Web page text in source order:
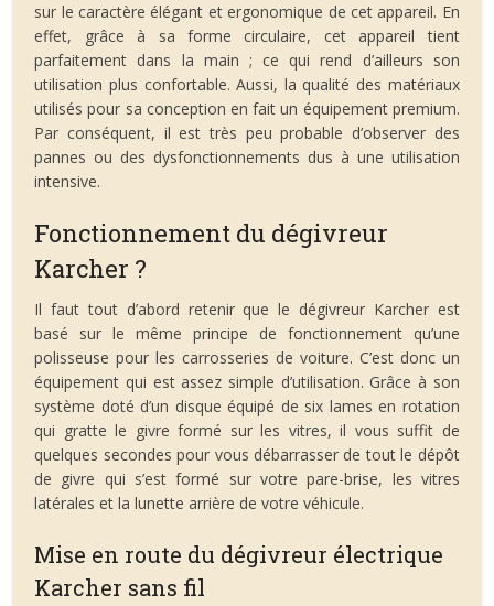
sur le caractère élégant et ergonomique de cet appareil. En
effet, grâce à sa forme circulaire, cet appareil tient
parfaitement dans la main ; ce qui rend d’ailleurs son
utilisation plus confortable. Aussi, la qualité des matériaux
utilisés pour sa conception en fait un équipement premium.
Par conséquent, il est très peu probable d’observer des
pannes ou des dysfonctionnements dus à une utilisation
intensive.
Fonctionnement du dégivreur
Karcher ?
Il faut tout d’abord retenir que le dégivreur Karcher est
basé sur le même principe de fonctionnement qu’une
polisseuse pour les carrosseries de voiture. C’est donc un
équipement qui est assez simple d’utilisation. Grâce à son
système doté d’un disque équipé de six lames en rotation
qui gratte le givre formé sur les vitres, il vous suffit de
quelques secondes pour vous débarrasser de tout le dépôt
de givre qui s’est formé sur votre pare-brise, les vitres
latérales et la lunette arrière de votre véhicule.
Mise en route du dégivreur électrique
Karcher sans fil